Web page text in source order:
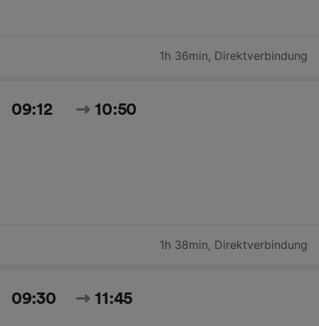
1h 36min, Direktverbindung
09:12 10:50
1h 38min, Direktverbindung
09:30 11:45